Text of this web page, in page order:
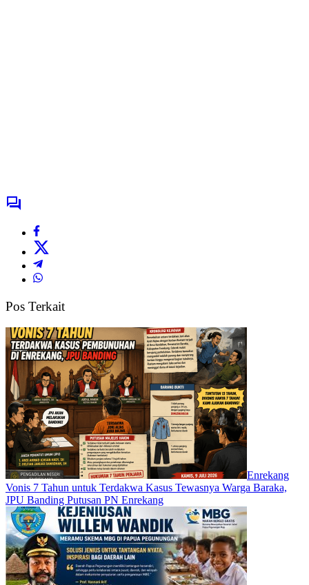
Pos Terkait
Enrekang
Vonis 7 Tahun untuk Terdakwa Kasus Tewasnya Warga Baraka,
JPU Banding Putusan PN Enrekang